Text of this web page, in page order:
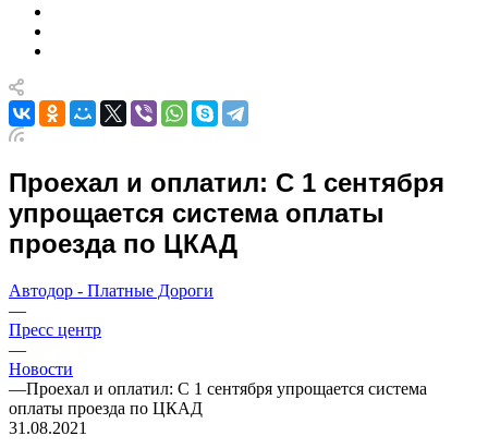
Проехал и оплатил: С 1 сентября
упрощается система оплаты
проезда по ЦКАД
Автодор - Платные Дороги
—
Пресс центр
—
Новости
—Проехал и оплатил: С 1 сентября упрощается система
оплаты проезда по ЦКАД
31.08.2021